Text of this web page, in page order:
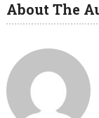
About The